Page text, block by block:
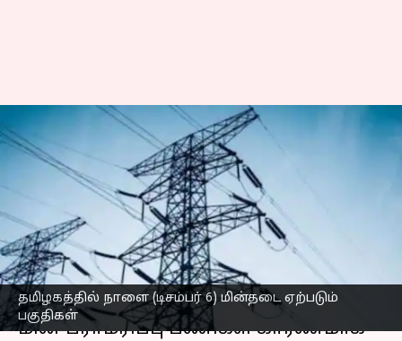
தமிழகத்தில் நாளை (டிசம்பர் 6) மின்தடை ஏற்படும்
பகுதிகள்
உங்கள் ஏரியாவில் நாளை
(டிசம்பர் 6 ) மின்தடை
இருக்கிறதா என
தெரிந்துகொள்ளுங்கள்
எழுதியவர் Sekar Chinnappan Dec 05, 2024 11:06 am
செய்தி முன்னோட்டம்
மின் பராமரிப்பு பணிகள் காரணமாக